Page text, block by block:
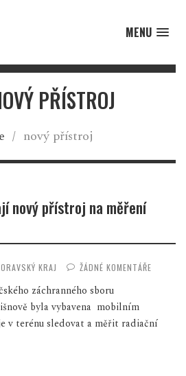
MENU
PŘÍSTROJ
/ nový přístroj
nový přístroj na měření
KRAJ ŽÁDNÉ KOMENTÁŘE
záchranného sboru
byla vybavena mobilním
v terénu sledovat a měřit radiační